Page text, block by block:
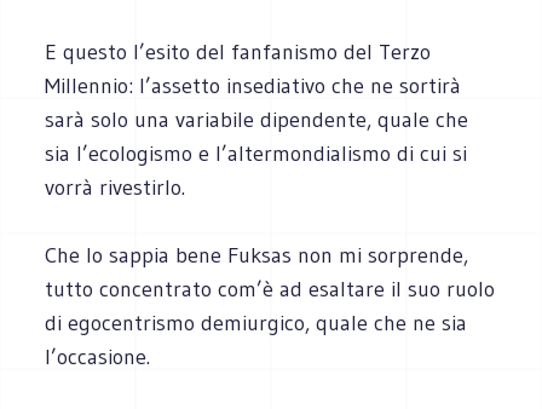
E questo l’esito del fanfanismo del Terzo
Millennio: l’assetto insediativo che ne sortirà
sarà solo una variabile dipendente, quale che
sia l’ecologismo e l’altermondialismo di cui si
vorrà rivestirlo.
Che lo sappia bene Fuksas non mi sorprende,
tutto concentrato com’è ad esaltare il suo ruolo
di egocentrismo demiurgico, quale che ne sia
l’occasione.